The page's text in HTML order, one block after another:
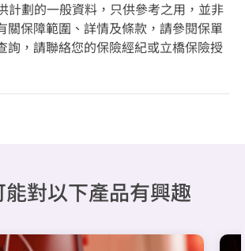
計劃的一般資料，只供參考之用，並非
關保障範圍、詳情及條款，請參閱保單
詢，請聯絡您的保險經紀或立橋保險授
能對以下產品有興趣